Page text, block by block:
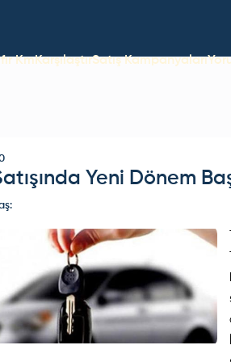
KmKarşılaştırSatış Kampanyaları
Yeni Dönem